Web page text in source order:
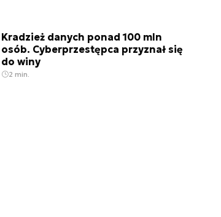
Kradzież danych ponad 100 mln
osób. Cyberprzestępca przyznał się
do winy
2 min.